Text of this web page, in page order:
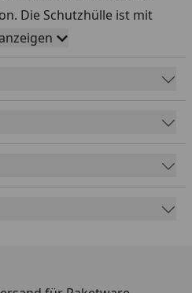
Die Schutzhülle ist mit
Fixieren ausgestattet.
Form kann das Wasser
besteht aus
Polypropylen in Farbe